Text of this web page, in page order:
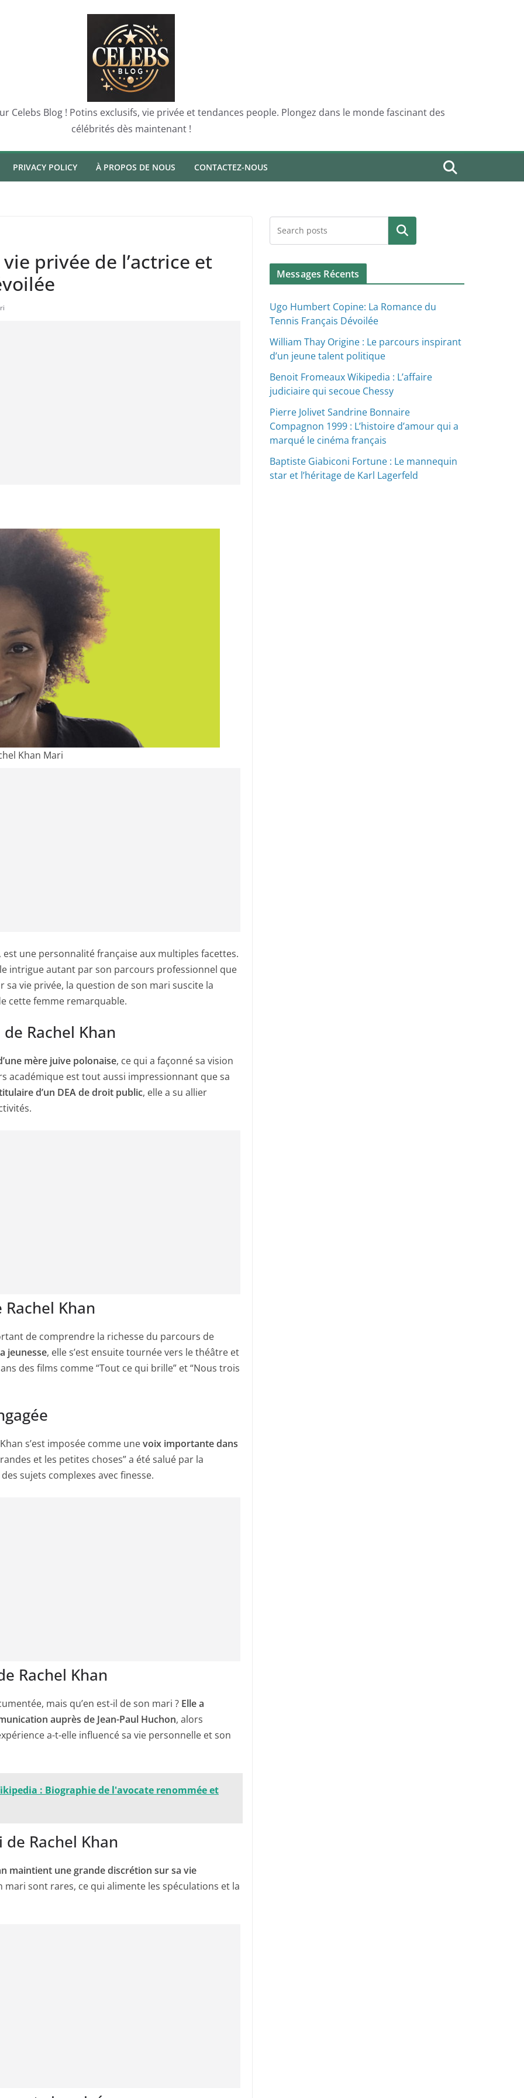
Celebs Blog ! Potins exclusifs, vie privée et tendances people. Plongez dans le monde fascinant des
célébrités dès maintenant !
PRIVACY POLICY À PROPOS DE NOUS CONTACTEZ-NOUS
privée de l’actrice et
Khan Mari
est une personnalité française aux multiples facettes.
intrigue autant par son parcours professionnel que
vie privée, la question de son mari suscite la
cette femme remarquable.
Rachel Khan
mère juive polonaise, ce qui a façonné sa vision
académique est tout aussi impressionnant que sa
d’un DEA de droit public, elle a su allier
Khan
de comprendre la richesse du parcours de
jeunesse, elle s’est ensuite tournée vers le théâtre et
des films comme “Tout ce qui brille” et “Nous trois
s’est imposée comme unevoix importante dans
et les petites choses” a été salué par la
sujets complexes avec finesse.
Rachel Khan
mais qu’en est-il de son mari ? Elle a
auprès de Jean-Paul Huchon, alors
a-t-elle influencé sa vie personnelle et son
: Biographie de l'avocate renommée et
Rachel Khan
maintient une grande discrétion sur sa vie
sont rares, ce qui alimente les spéculations et la
Search
Messages Récents
Ugo Humbert Copine: La Romance du
Tennis Français Dévoilée
William Thay Origine : Le parcours inspirant
d’un jeune talent politique
Benoit Fromeaux Wikipedia : L’affaire
judiciaire qui secoue Chessy
Pierre Jolivet Sandrine Bonnaire
Compagnon 1999 : L’histoire d’amour qui a
marqué le cinéma français
Baptiste Giabiconi Fortune : Le mannequin
star et l’héritage de Karl Lagerfeld